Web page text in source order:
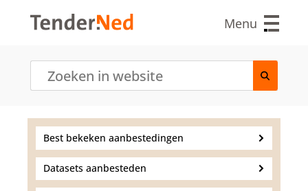
Menu
Best bekeken aanbestedingen
Datasets aanbesteden